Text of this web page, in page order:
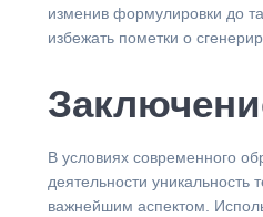
изменив формулировки до
избежать пометки о
В условиях современного
деятельности уникальность
важнейшим аспектом.